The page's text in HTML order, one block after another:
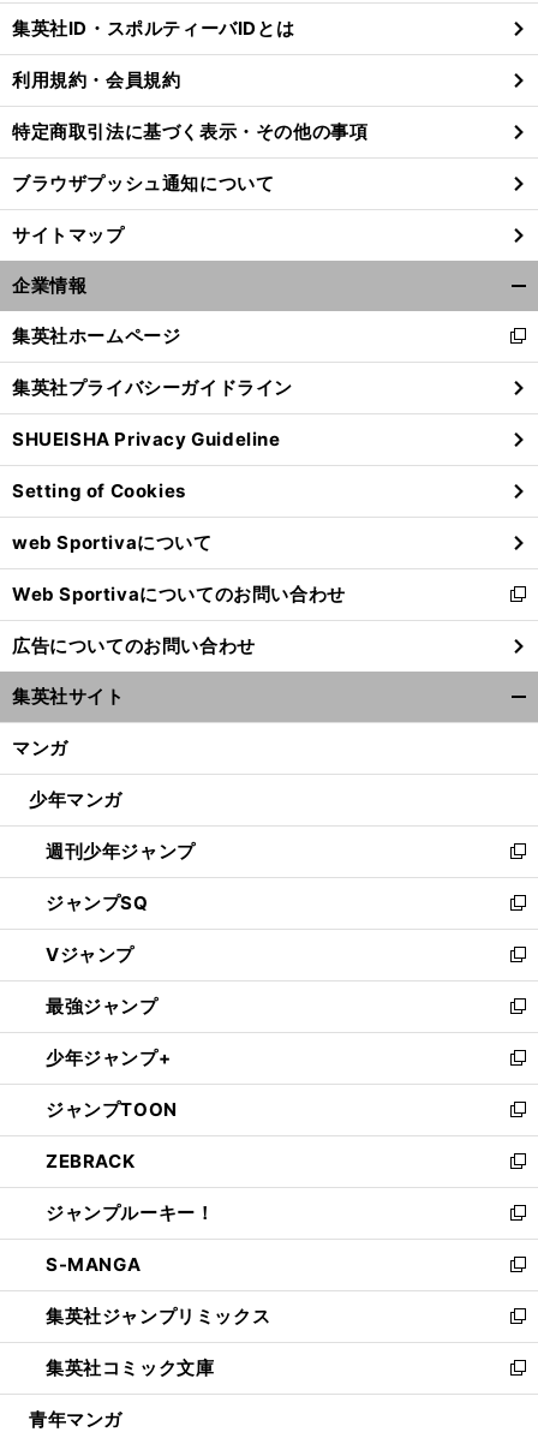
る
集英社ID・スポルティーバIDとは
利用規約・会員規約
特定商取引法に基づく表示・その他の事項
ブラウザプッシュ通知について
サイトマップ
企業情報
閉
る
集英社ホームページ
新
し
い
ウ
ィ
ン
ド
ウ
で
開
く
集英社プライバシーガイドライン
SHUEISHA Privacy Guideline
Setting of Cookies
web Sportivaについて
Web Sportivaについてのお問い合わせ
新
し
い
ウ
ィ
ン
ウ
開
く
広告についてのお問い合わせ
集英社サイト
マンガ
少年マンガ
週刊少年ジャンプ
新
し
い
ウ
ィ
ン
ド
ウ
で
開
く
ジャンプSQ
新
し
い
ウ
ィ
ン
ド
ウ
で
開
く
Vジャンプ
新
し
い
ウ
ィ
ン
ド
ウ
で
開
く
最強ジャンプ
新
し
い
ウ
ィ
ン
ド
ウ
で
開
く
少年ジャンプ+
新
し
い
ウ
ィ
ン
ド
ウ
で
開
く
ジャンプTOON
新
し
い
ウ
ィ
ン
ド
ウ
で
開
く
ZEBRACK
新
し
い
ウ
ィ
ン
ド
ウ
で
開
ジャンプルーキー！
新
し
い
ウ
ィ
ン
ド
ウ
S-MANGA
新
し
い
ウ
ィ
ン
集英社ジャンプリミックス
新
し
い
ウ
集英社コミック文庫
新
し
青年マンガ